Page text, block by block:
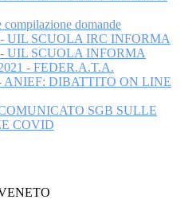
compilazione domande
- UIL SCUOLA IRC INFORMA
- UIL SCUOLA INFORMA
- FEDER.A.T.A.
ANIEF: DIBATTITO ON LINE
SGB SULLE
COVID